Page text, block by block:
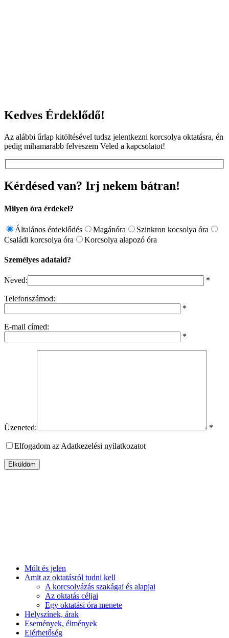
Kedves Érdeklődő!
Az alábbi űrlap kitöltésével tudsz jelentkezni korcsolya oktatásra, én
pedig mihamarabb felveszem Veled a kapcsolatot!
Kérdésed van? Irj nekem bátran!
Milyen óra érdekel?
Általános érdeklődés Magánóra
Szinkron kocsolya óra
Családi korcsolya óra
Korcsolya alapozó óra
Személyes adataid?
Neved: *
Telefonszámod:
*
E-mail címed:
*
Üzeneted: *
Elfogadom az Adatkezelési nyilatkozatot
Múlt és jelen
Amit az oktatásról tudni kell
A korcsolyázás szakágai és alapjai
Az oktatás céljai
Egy oktatási óra menete
Helyszínek, árak
Események, élmények
Elérhetőség